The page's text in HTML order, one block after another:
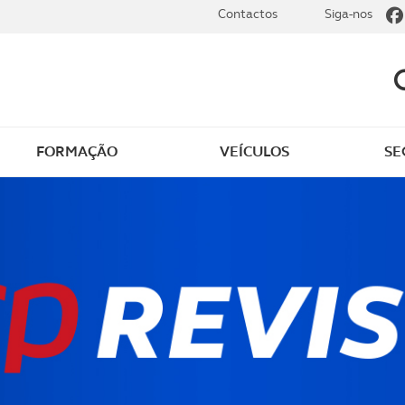
Golfe
Revista ACP Edição
impressa
FORMAÇÃO VEÍCULOS
Contactos Siga-nos